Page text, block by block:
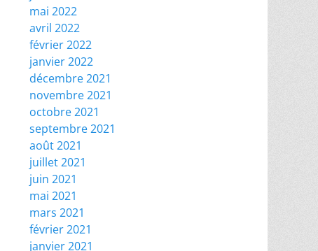
mai 2022
avril 2022
février 2022
janvier 2022
décembre 2021
novembre 2021
octobre 2021
septembre 2021
août 2021
juillet 2021
juin 2021
mai 2021
mars 2021
février 2021
janvier 2021